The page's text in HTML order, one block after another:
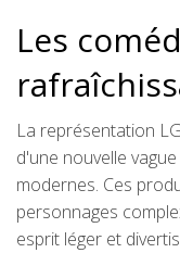
Les
La représentation
d'une nouvelle
modernes. Ces
personnages
esprit léger et